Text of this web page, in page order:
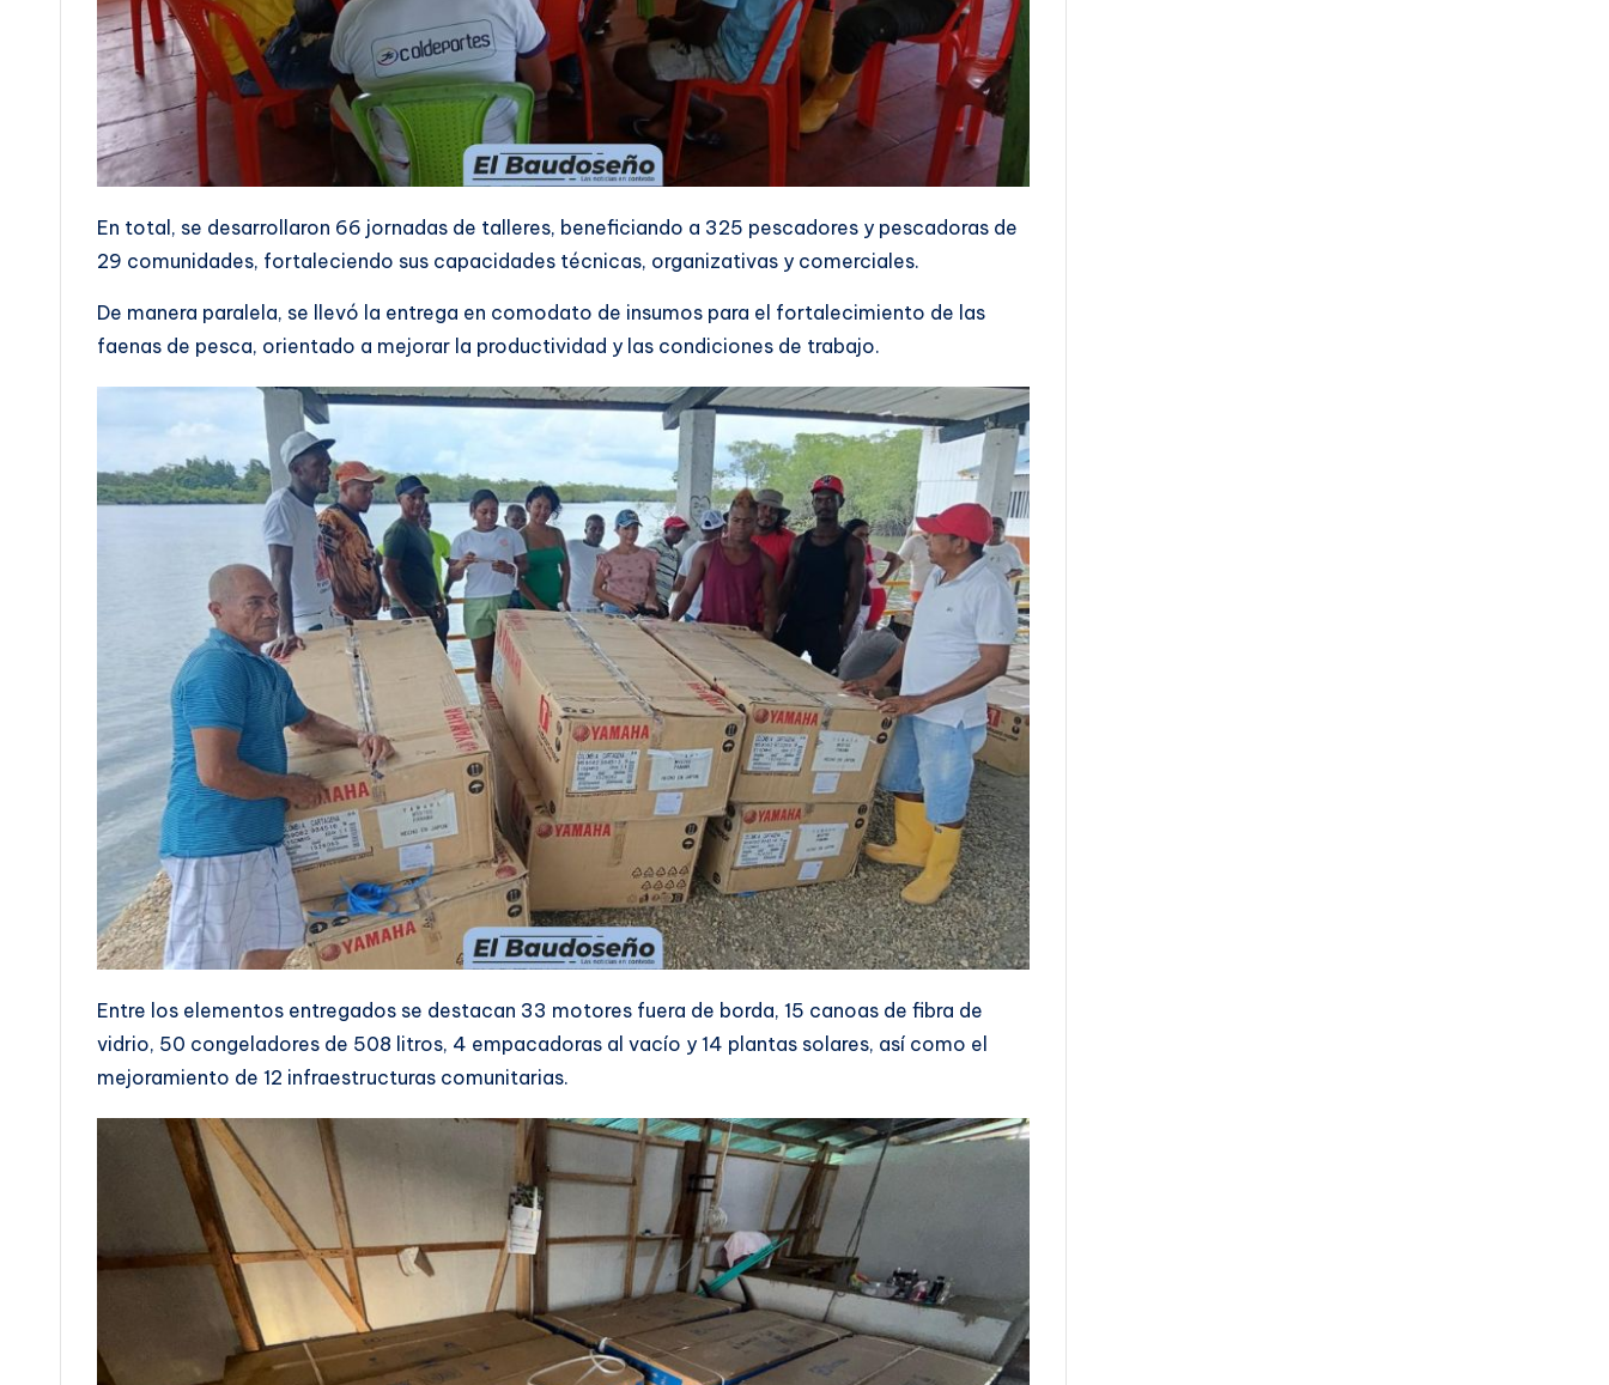
En total, se desarrollaron 66 jornadas de talleres, beneficiando a 325 pescadores y pescadoras de
29 comunidades, fortaleciendo sus capacidades técnicas, organizativas y comerciales.
De manera paralela, se llevó la entrega en comodato de insumos para el fortalecimiento de las
faenas de pesca, orientado a mejorar la productividad y las condiciones de trabajo.
Entre los elementos entregados se destacan 33 motores fuera de borda, 15 canoas de fibra de
vidrio, 50 congeladores de 508 litros, 4 empacadoras al vacío y 14 plantas solares, así como el
mejoramiento de 12 infraestructuras comunitarias.